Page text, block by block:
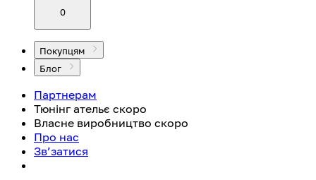
0
Покупцям
Блог
Партнерам
Тюнінг ательє скоро
Власне виробництво скоро
Про нас
Зв’затися